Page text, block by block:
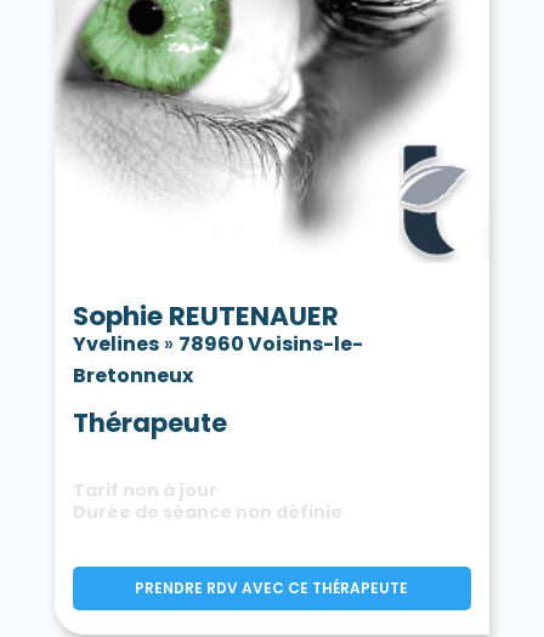
Sophie REUTENAUER
Yvelines» 78960 Voisins-le-
Bretonneux
Thérapeute
Tarif non à jour
Durée de séance non définie
PRENDRE RDV AVEC CE THÉRAPEUTE